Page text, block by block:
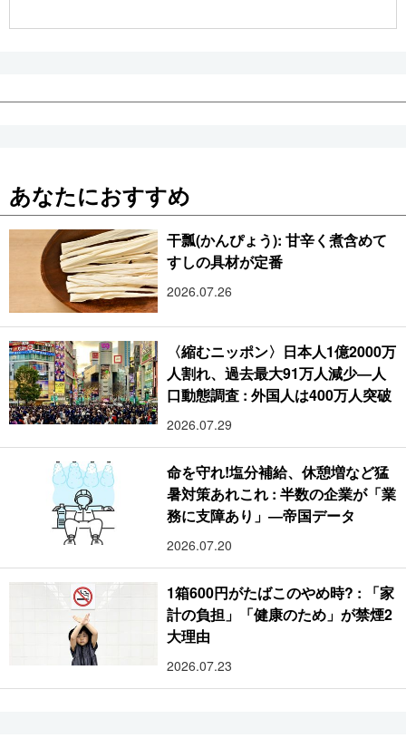
あなたにおすすめ
干瓢(かんぴょう): 甘辛く煮含めて
すしの具材が定番
2026.07.26
〈縮むニッポン〉日本人1億2000万
人割れ、過去最大91万人減少―人
口動態調査 : 外国人は400万人突破
2026.07.29
命を守れ!塩分補給、休憩増など猛
暑対策あれこれ : 半数の企業が「業
務に支障あり」―帝国データ
2026.07.20
1箱600円がたばこのやめ時? : 「家
計の負担」「健康のため」が禁煙2
大理由
2026.07.23